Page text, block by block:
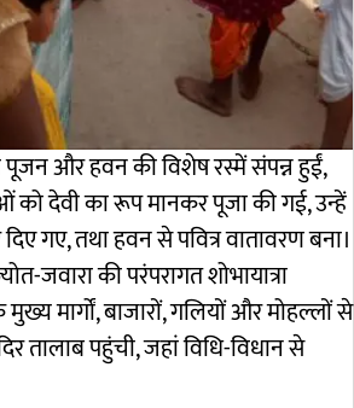
पूजन और हवन की विशेष रस्में संपन्न हुईं,
को देवी का रूप मानकर पूजा की गई, उन्हें
गए, तथा हवन से पवित्र वातावरण बना।
जवारा की परंपरागत शोभायात्रा
मार्गों, बाजारों, गलियों और मोहल्लों से
तालाब पहुंची, जहां विधि-विधान से